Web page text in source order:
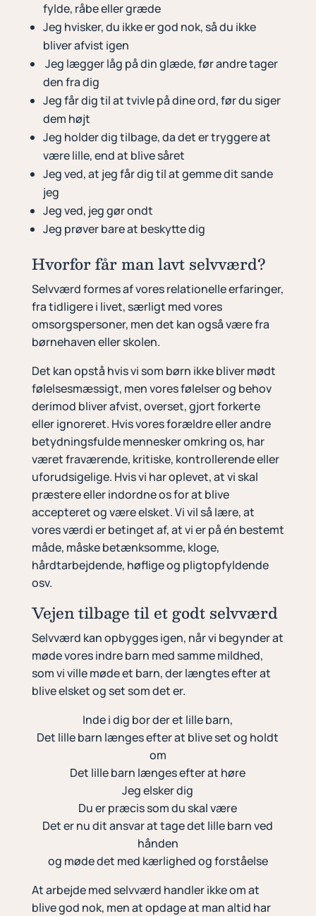
fylde, råbe eller græde
Jeg hvisker, du ikke er god nok, så du ikke
bliver afvist igen
Jeg lægger låg på din glæde, før andre tager
den fra dig
Jeg får dig til at tvivle på dine ord, før du siger
dem højt
Jeg holder dig tilbage, da det er tryggere at
være lille, end at blive såret
Jeg ved, at jeg får dig til at gemme dit sande
jeg
Jeg ved, jeg gør ondt
Jeg prøver bare at beskytte dig
Hvorfor får man lavt selvværd?
Selvværd formes af vores relationelle erfaringer,
fra tidligere i livet, særligt med vores
omsorgspersoner, men det kan også være fra
børnehaven eller skolen.
Det kan opstå hvis vi som børn ikke bliver mødt
følelsesmæssigt, men vores følelser og behov
derimod bliver afvist, overset, gjort forkerte
eller ignoreret. Hvis vores forældre eller andre
betydningsfulde mennesker omkring os, har
været fraværende, kritiske, kontrollerende eller
uforudsigelige. Hvis vi har oplevet, at vi skal
præstere eller indordne os for at blive
accepteret og være elsket. Vi vil så lære, at
vores værdi er betinget af, at vi er på én bestemt
måde, måske betænksomme, kloge,
hårdtarbejdende, høflige og pligtopfyldende
osv.
Vejen tilbage til et godt selvværd
Selvværd kan opbygges igen, når vi begynder at
møde vores indre barn med samme mildhed,
som vi ville møde et barn, der længtes efter at
blive elsket og set som det er.
Inde i dig bor der et lille barn,
Det lille barn længes efter at blive set og holdt
om
Det lille barn længes efter at høre
Jeg elsker dig
Du er præcis som du skal være
Det er nu dit ansvar at tage det lille barn ved
hånden
og møde det med kærlighed og forståelse
At arbejde med selvværd handler ikke om at
blive god nok, men at opdage at man altid har